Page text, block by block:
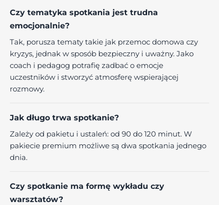
Czy tematyka spotkania jest trudna
emocjonalnie?
Tak, porusza tematy takie jak przemoc domowa czy
kryzys, jednak w sposób bezpieczny i uważny. Jako
coach i pedagog potrafię zadbać o emocje
uczestników i stworzyć atmosferę wspierającej
rozmowy.
Jak długo trwa spotkanie?
Zależy od pakietu i ustaleń: od 90 do 120 minut. W
pakiecie premium możliwe są dwa spotkania jednego
dnia.
Czy spotkanie ma formę wykładu czy
warsztatów?